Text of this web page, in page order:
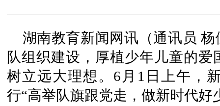
湖南教育新闻网讯（通讯员
队组织建设，厚植少年儿童的
树立远大理想。6月1日上午，
行“高举队旗跟党走，做新时代